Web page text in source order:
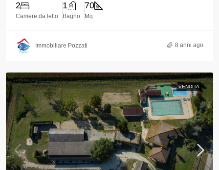
2
Camere da letto
1
Bagno
70
Mq
Immobiliare Pozzati 8 anni ago
VENDITA